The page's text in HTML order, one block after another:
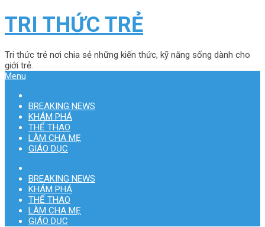
TRI THỨC TRẺ
Tri thức trẻ nơi chia sẻ những kiến thức, kỹ năng sống dành cho
giới trẻ.
Menu
BREAKING NEWS
KHÁM PHÁ
THỂ THAO
LÀM CHA MẸ
GIÁO DỤC
BREAKING NEWS
KHÁM PHÁ
THỂ THAO
LÀM CHA MẸ
GIÁO DỤC